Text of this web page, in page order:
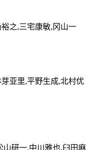
之,三宅康敏,冈山一
亚里,平野生成,北村优
山研一,中川雅也,臼田麻